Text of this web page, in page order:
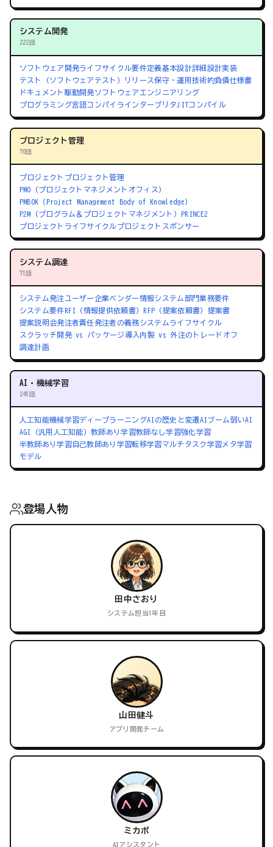
システム開発
222語
ソフトウェア開発ライフサイクル要件定義基本設計詳細設計実装
テスト（ソフトウェアテスト）
リリース保守・運用 技術的負債仕様書
ドキュメント駆動開発ソフトウェアエンジニアリング
プログラミング言語コンパイラインタープリタ JITコンパイル
プロジェクト管理
70語
プロジェクト プロジェクト管理
PMO（プロジェクトマネジメントオフィス）
PMBOK（Project Management Body of Knowledge）
P2M（プログラム＆プロジェクトマネジメント） PRINCE2
プロジェクトライフサイクルプロジェクトスポンサー
システム調達
71語
システム発注 ユーザー企業ベンダー情報システム部門業務要件
システム要件 RFI（情報提供依頼書） RFP（提案依頼書） 提案書
提案説明会発注者責任発注者の義務システムライフサイクル
スクラッチ開発 vs パッケージ導入 内製 vs 外注のトレードオフ
調達計画
AI・機械学習
245語
人工知能機械学習ディープラーニングAIの歴史と変遷AIブーム 弱いAI
AGI（汎用人工知能）教師あり学習教師なし学習強化学習
半教師あり学習自己教師あり学習転移学習マルチタスク学習メタ学習
モデル
登場人物
田中さおり
システム担当1年目
山田健斗
アプリ開発チーム
ミカポ
AIアシスタント